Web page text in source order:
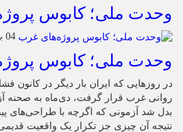
وحدت ملی؛ کابوس
04 بهمن 1404
وحدت ملی؛ کابوس
در روزهایی که ایران بار دیگر در کانون
روانی غرب قرار گرفت، دی‌ماه به صحنه
بدل شد آزمونی که اگرچه با طراحی‌های
نتیجه آن چیزی جز تکرار یک واقعیت